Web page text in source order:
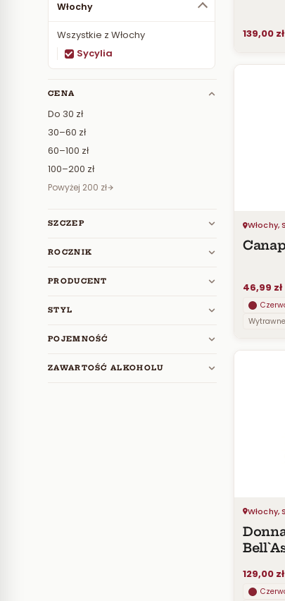
Włochy
Wszystkie z Włochy
Sycylia
CENA
Do 30 zł
30–60 zł
60–100 zł
100–200 zł
Powyżej 200 zł
SZCZEP
ROCZNIK
PRODUCENT
STYL
POJEMNOŚĆ
ZAWARTOŚĆ ALKOHOLU
139,00 zł
Włochy,
46,99 zł
Wytrawne
Włochy,
Vittoria
129,00 zł